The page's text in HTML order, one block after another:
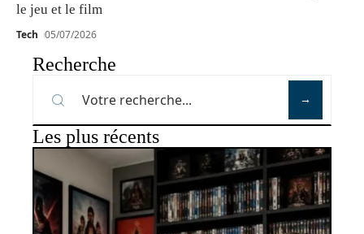
le jeu et le film
Tech 05/07/2026
Recherche
Les plus récents